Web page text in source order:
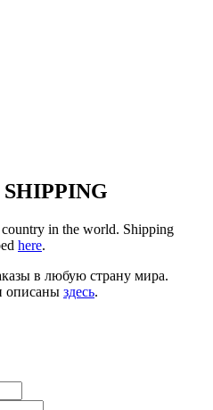
in the world. Shipping
here.
в любую страну мира.
описаны здесь.